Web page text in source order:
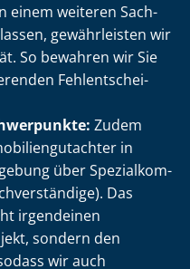
einem weiteren Sach­
gewährleisten wir
So bewahren wir Sie
Fehl­ent­schei­
Zudem
in
über Spe­zi­al­kom­
Das
irgendeinen
sondern den
wir auch